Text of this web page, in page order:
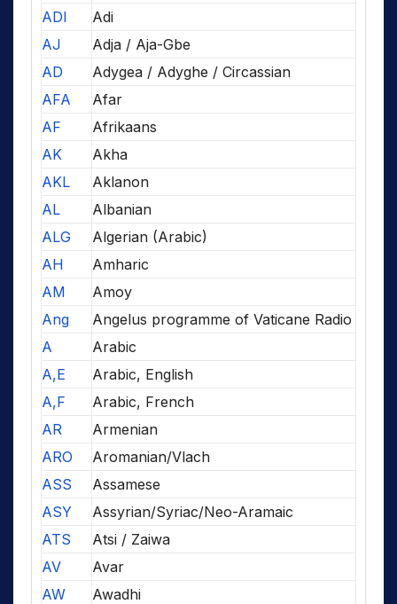
ADI
Adi
AJ
Adja / Aja-Gbe
AD
Adygea / Adyghe / Circassian
AFA
Afar
AF
Afrikaans
AK
Akha
AKL
Aklanon
AL
Albanian
ALG
Algerian (Arabic)
AH
Amharic
AM
Amoy
Ang
Angelus programme of Vaticane Radio
A
Arabic
A,E
Arabic, English
A,F
Arabic, French
AR
Armenian
ARO
Aromanian/Vlach
ASS
Assamese
ASY
Assyrian/Syriac/Neo-Aramaic
ATS
Atsi / Zaiwa
AV
Avar
AW
Awadhi